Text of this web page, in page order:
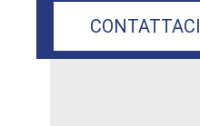
CONTATTACI